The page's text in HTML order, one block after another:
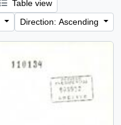
Table view
Direction: Ascending